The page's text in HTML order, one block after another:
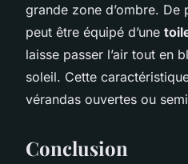
grande zone d’ombre. De
peut être équipé d’une
laisse passer l’air tout en
soleil. Cette
vérandas ouvertes ou
Conclusion